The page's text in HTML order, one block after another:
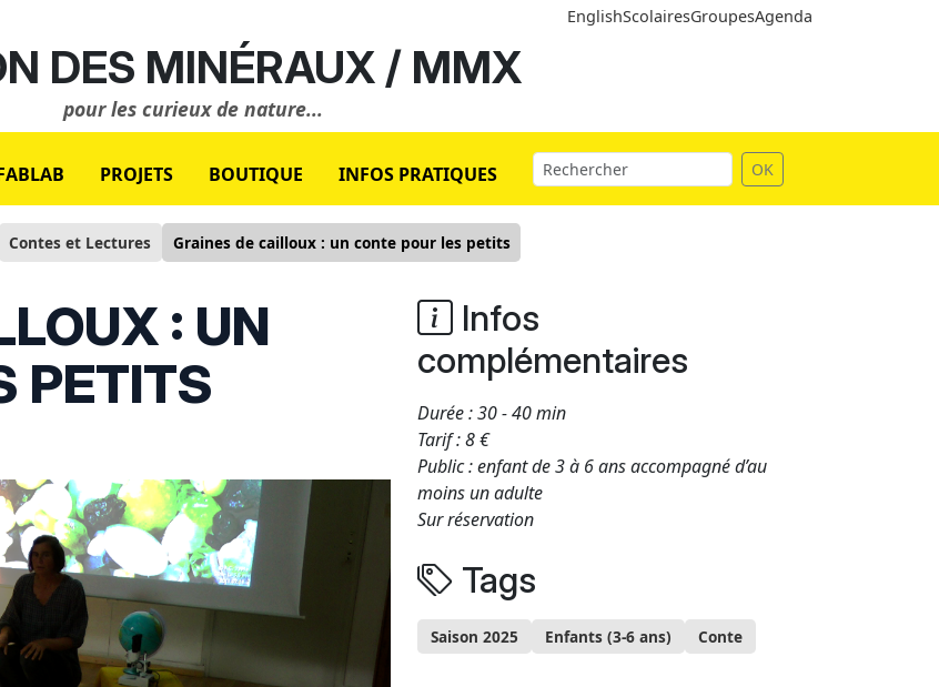
EnglishScolairesGroupesAgenda
DES MINÉRAUX / MMX
pour les curieux de nature...
PROJETS BOUTIQUE INFOS PRATIQUES OK
Contes et Lectures Graines de cailloux : un conte pour les petits
: UN
PETITS
Infos
complémentaires
Durée : 30 - 40 min
Tarif : 8 €
Public : enfant de 3 à 6 ans accompagné d’au
moins un adulte
Sur réservation
Tags
Saison 2025 Enfants (3-6 ans) Conte